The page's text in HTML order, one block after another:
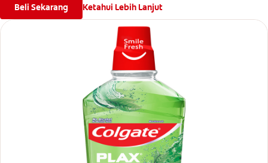
Beli Sekarang Ketahui Lebih Lanjut